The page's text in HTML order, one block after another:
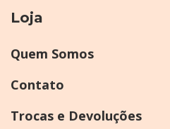
Loja
Quem Somos
Contato
Trocas e Devoluções